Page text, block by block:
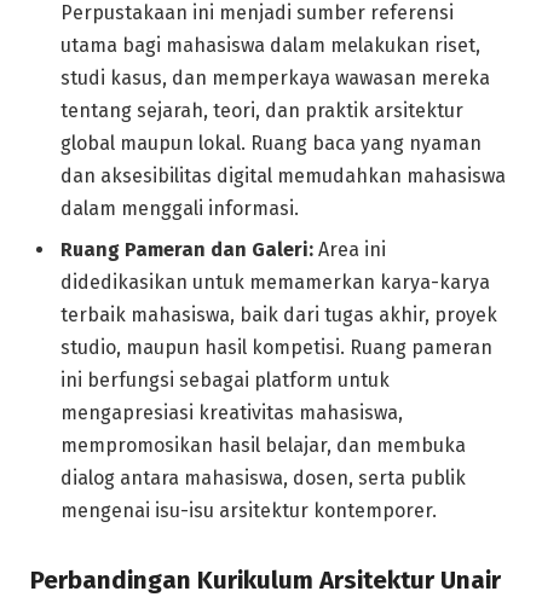
Perpustakaan ini menjadi sumber referensi
utama bagi mahasiswa dalam melakukan riset,
studi kasus, dan memperkaya wawasan mereka
tentang sejarah, teori, dan praktik arsitektur
global maupun lokal. Ruang baca yang nyaman
dan aksesibilitas digital memudahkan mahasiswa
dalam menggali informasi.
Ruang Pameran dan Galeri: Area ini
didedikasikan untuk memamerkan karya-karya
terbaik mahasiswa, baik dari tugas akhir, proyek
studio, maupun hasil kompetisi. Ruang pameran
ini berfungsi sebagai platform untuk
mengapresiasi kreativitas mahasiswa,
mempromosikan hasil belajar, dan membuka
dialog antara mahasiswa, dosen, serta publik
mengenai isu-isu arsitektur kontemporer.
Perbandingan Kurikulum Arsitektur Unair